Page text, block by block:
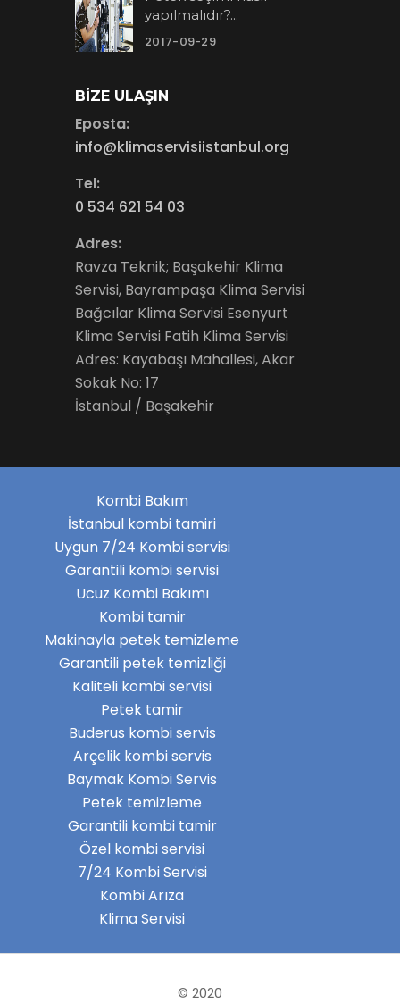
yapılmalıdır?...
2017-09-29
BIZE ULAŞIN
Eposta:
info@klimaservisiistanbul.org
Tel:
0 534 621 54 03
Adres:
Ravza Teknik; Başakehir Klima
Servisi, Bayrampaşa Klima Servisi
Bağcılar Klima Servisi Esenyurt
Klima Servisi Fatih Klima Servisi
Adres: Kayabaşı Mahallesi, Akar
Sokak No: 17
İstanbul / Başakehir
Kombi Bakım
İstanbul kombi tamiri
Uygun 7/24 Kombi servisi
Garantili kombi servisi
Ucuz Kombi Bakımı
Kombi tamir
Makinayla petek temizleme
Garantili petek temizliği
Kaliteli kombi servisi
Petek tamir
Buderus kombi servis
Arçelik kombi servis
Baymak Kombi Servis
Petek temizleme
Garantili kombi tamir
Özel kombi servisi
7/24 Kombi Servisi
Kombi Arıza
Klima Servisi
© 2020